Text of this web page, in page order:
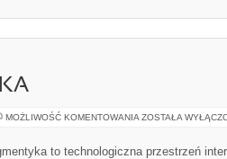
MOŻLIWOŚĆ KOMENTOWANIA TECHNOLOGIA
ZOSTAŁA
to technologiczna przestrzeń